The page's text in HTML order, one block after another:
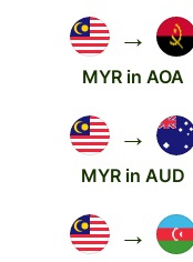
→
MYR in AOA
→
MYR in AUD
→